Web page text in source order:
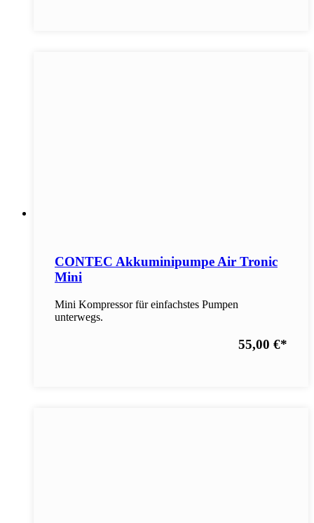
CONTEC Akkuminipumpe Air Tronic
Mini
Mini Kompressor für einfachstes Pumpen
unterwegs.
55,00 €*